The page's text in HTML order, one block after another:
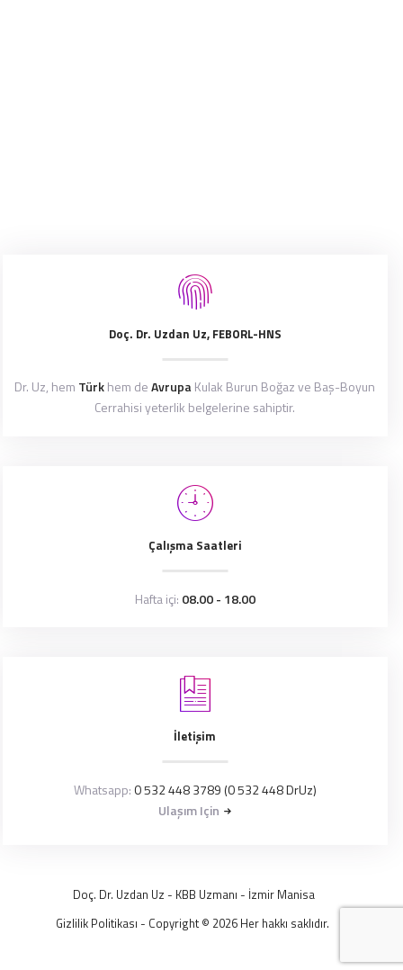
Doç. Dr. Uzdan Uz, FEBORL-HNS
Dr. Uz, hem Türkhem deAvrupaKulak Burun Boğaz ve Baş-Boyun
Cerrahisi yeterlik belgelerine sahiptir.
Çalışma Saatleri
Hafta içi: 08.00 - 18.00
İletişim
Whatsapp: 0 532 448 3789 (0 532 448 DrUz)
Ulaşım Için
Doç. Dr. Uzdan Uz - KBB Uzmanı - İzmir Manisa
Gizlilik Politikası - Copyright © 2026 Her hakkı saklıdır.